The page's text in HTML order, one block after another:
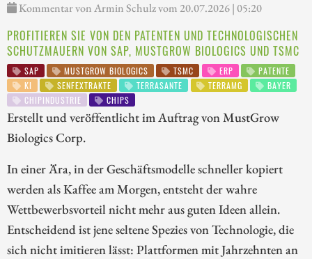
Kommentar von Armin Schulz vom 20.07.2026 | 05:20
PROFITIEREN SIE VON DEN PATENTEN UND TECHNOLOGISCHEN
SCHUTZMAUERN VON SAP, MUSTGROW BIOLOGICS UND TSMC
SAP MUSTGROW BIOLOGICS TSMC ERP
PATENTE
KI
SENFEXTRAKTE TERRASANTE TERRAMG
BAYER
CHIPINDUSTRIE
CHIPS
Erstellt und veröffentlicht im Auftrag von MustGrow
Biologics Corp.
In einer Ära, in der Geschäftsmodelle schneller kopiert
werden als Kaffee am Morgen, entsteht der wahre
Wettbewerbsvorteil nicht mehr aus guten Ideen allein.
Entscheidend ist jene seltene Spezies von Technologie, die
sich nicht imitieren lässt: Plattformen mit Jahrzehnten an